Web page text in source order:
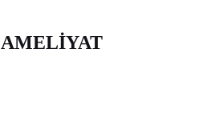
AMELİYAT